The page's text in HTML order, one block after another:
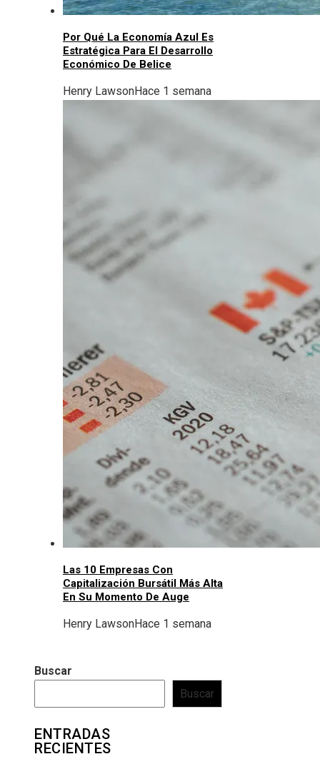
Por Qué La Economía Azul Es
Estratégica Para El Desarrollo
Económico De Belice
Henry LawsonHace 1 semana
Las 10 Empresas Con
Capitalización Bursátil Más Alta
En Su Momento De Auge
Henry LawsonHace 1 semana
Buscar
Buscar
ENTRADAS
RECIENTES